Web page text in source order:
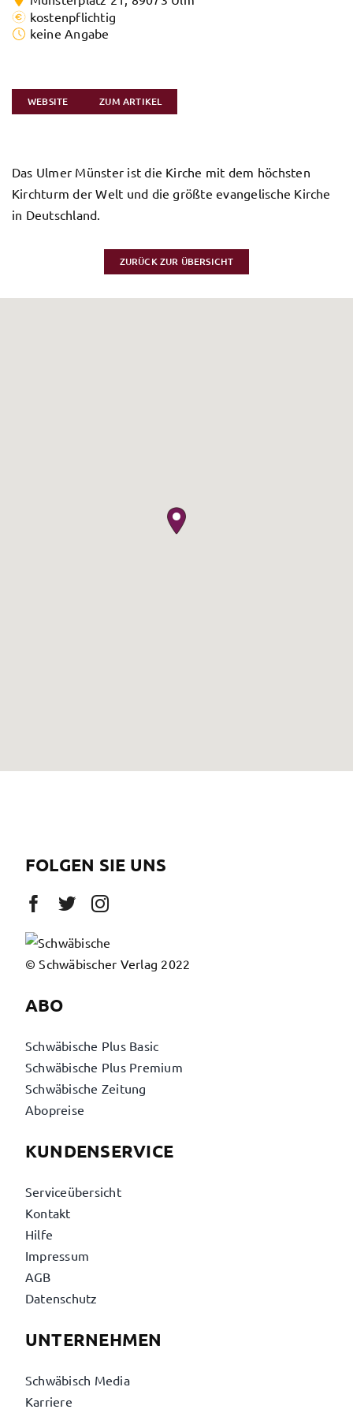
kostenpflichtig
keine Angabe
WEBSITE ZUM ARTIKEL
Das Ulmer Münster ist die Kirche mit dem höchsten
Kirchturm der Welt und die größte evangelische Kirche
in Deutschland.
ZURÜCK ZUR ÜBERSICHT
FOLGEN SIE UNS
© Schwäbischer Verlag 2022
ABO
Schwäbische Plus Basic
Schwäbische Plus Premium
Schwäbische Zeitung
Abopreise
KUNDENSERVICE
Serviceübersicht
Kontakt
Hilfe
Impressum
AGB
Datenschutz
UNTERNEHMEN
Schwäbisch Media
Karriere